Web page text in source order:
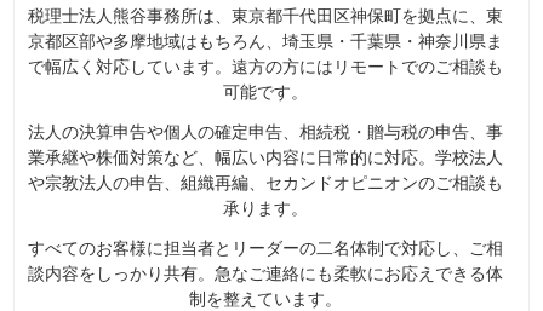
税理士法人熊谷事務所は、東京都千代田区神保町を拠点に、東
京都区部や多摩地域はもちろん、埼玉県・千葉県・神奈川県ま
で幅広く対応しています。遠方の方にはリモートでのご相談も
可能です。
法人の決算申告や個人の確定申告、相続税・贈与税の申告、事
業承継や株価対策など、幅広い内容に日常的に対応。学校法人
や宗教法人の申告、組織再編、セカンドオピニオンのご相談も
承ります。
すべてのお客様に担当者とリーダーの二名体制で対応し、ご相
談内容をしっかり共有。急なご連絡にも柔軟にお応えできる体
制を整えています。